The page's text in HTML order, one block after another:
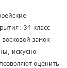
34 класс
замок
искусно
оценить